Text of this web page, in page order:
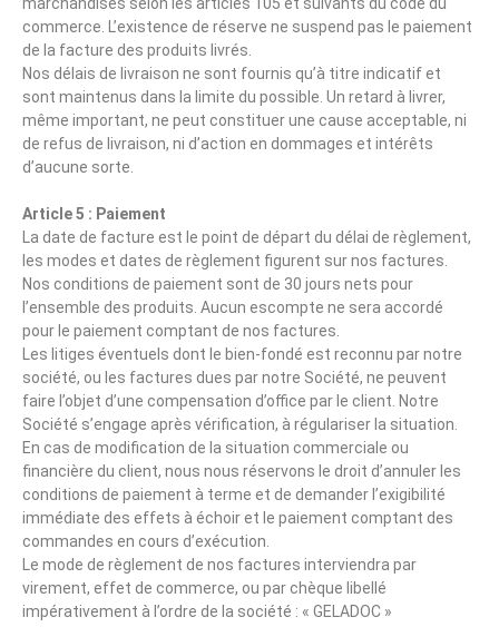
commerce. L’existence de réserve ne suspend pas le paiement
de la facture des produits livrés.
Nos délais de livraison ne sont fournis qu’à titre indicatif et
sont maintenus dans la limite du possible. Un retard à livrer,
même important, ne peut constituer une cause acceptable, ni
de refus de livraison, ni d’action en dommages et intérêts
d’aucune sorte.
Article 5 : Paiement
La date de facture est le point de départ du délai de règlement,
les modes et dates de règlement figurent sur nos factures.
Nos conditions de paiement sont de 30 jours nets pour
l’ensemble des produits. Aucun escompte ne sera accordé
pour le paiement comptant de nos factures.
Les litiges éventuels dont le bien-fondé est reconnu par notre
société, ou les factures dues par notre Société, ne peuvent
faire l’objet d’une compensation d’office par le client. Notre
Société s’engage après vérification, à régulariser la situation.
En cas de modification de la situation commerciale ou
financière du client, nous nous réservons le droit d’annuler les
conditions de paiement à terme et de demander l’exigibilité
immédiate des effets à échoir et le paiement comptant des
commandes en cours d’exécution.
Le mode de règlement de nos factures interviendra par
virement, effet de commerce, ou par chèque libellé
impérativement à l’ordre de la société : « GELADOC »